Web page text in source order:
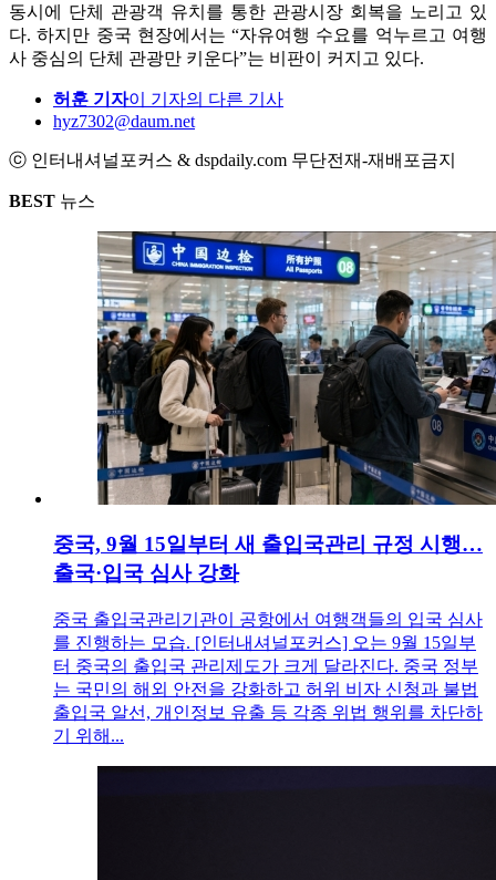
동시에 단체 관광객 유치를 통한 관광시장 회복을 노리고 있
다. 하지만 중국 현장에서는 “자유여행 수요를 억누르고 여행
사 중심의 단체 관광만 키운다”는 비판이 커지고 있다.
허훈 기자이 기자의 다른 기사
hyz7302@daum.net
ⓒ 인터내셔널포커스 & dspdaily.com 무단전재-재배포금지
BEST 뉴스
중국, 9월 15일부터 새 출입국관리 규정 시행…
출국·입국 심사 강화
중국 출입국관리기관이 공항에서 여행객들의 입국 심사
를 진행하는 모습. [인터내셔널포커스] 오는 9월 15일부
터 중국의 출입국 관리제도가 크게 달라진다. 중국 정부
는 국민의 해외 안전을 강화하고 허위 비자 신청과 불법
출입국 알선, 개인정보 유출 등 각종 위법 행위를 차단하
기 위해...